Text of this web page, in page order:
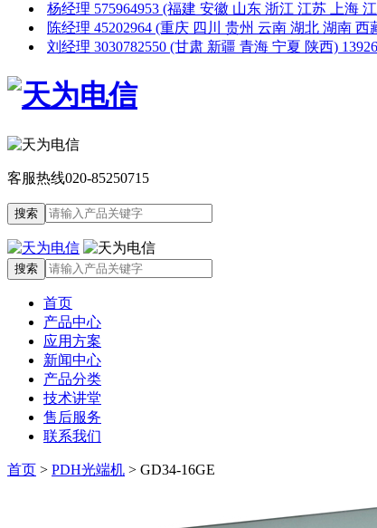
杨经理 575964953 (福建 安徽 山东 浙江 江苏 上海
陈经理 45202964 (重庆 四川 贵州 云南 湖北 湖南 西
刘经理 3030782550 (甘肃 新疆 青海 宁夏 陕西)
客服热线020-85250715
首页
产品中心
应用方案
新闻中心
产品分类
技术讲堂
售后服务
联系我们
首页 > PDH光端机 > GD34-16GE